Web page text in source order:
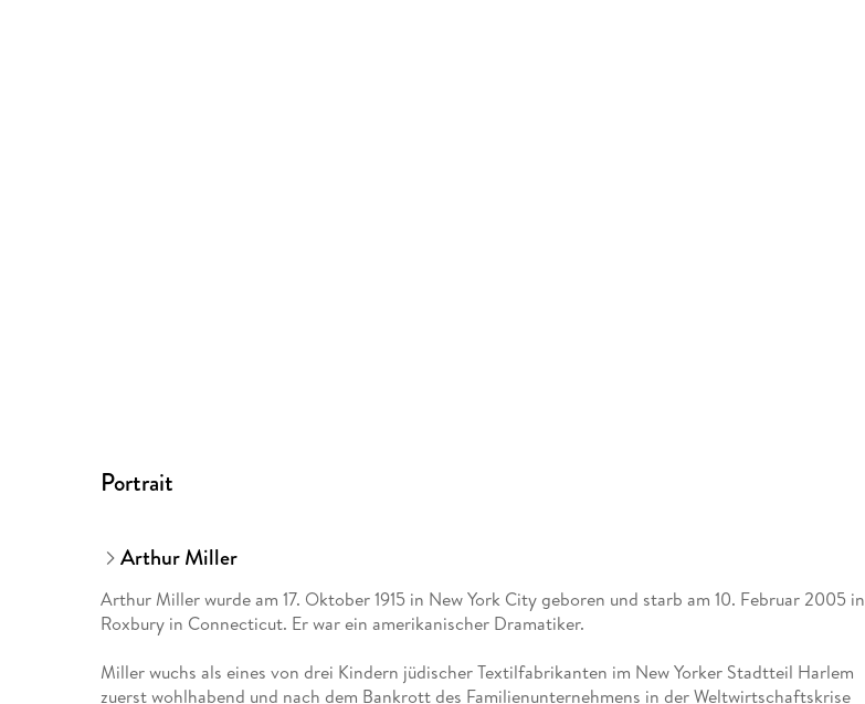
Portrait
Arthur Miller
Arthur Miller wurde am 17. Oktober 1915 in New York City geboren und starb am 10. Februar 2005 in
Roxbury in Connecticut. Er war ein amerikanischer Dramatiker.
Miller wuchs als eines von drei Kindern jüdischer Textilfabrikanten im New Yorker Stadtteil Harlem
zuerst wohlhabend und nach dem Bankrott des Familienunternehmens in der Weltwirtschaftskrise